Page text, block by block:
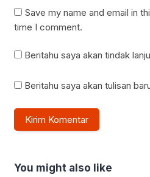
Save my name and email in
time I comment.
Beritahu saya akan tindak
Beritahu saya akan tulisan
You might also like